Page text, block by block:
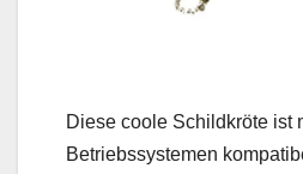
Diese coole Schildkröte ist
Betriebssystemen